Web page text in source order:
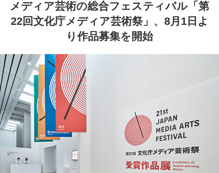
COLUMN
メディア芸術の総合フェスティバル「第
22回文化庁メディア芸術祭」、8月1日よ
り作品募集を開始